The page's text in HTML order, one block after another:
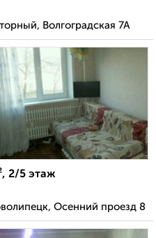
Волгоградская 7А
2/5 этаж
Осенний проезд 8